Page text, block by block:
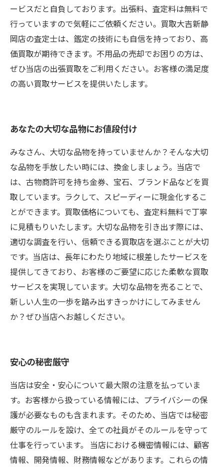
ービスだと自負しております。出張料、査定料は無料で
行っていますので気軽にご依頼ください。買取大吉新静
岡店の査定士は、鑑定の技術にも自信を持っており、高
価買取が期待できます。不用品の売却でお困りの方は、
ぜひ当店の出張買取をご利用ください。お客様の満足度
の高い買取サービスを提供いたします。
あなたの大切な品物にお値段付け
みなさん、大切な品物を持っていませんか？そんな大切
な品物を手放したい時には、換金しましょう。当店で
は、古物商許可を持ち金券、宝石、ブランド品などを買
取しています。ラクして、スピーディーに現金化するこ
とができます。買取価格についても、査定料無料で丁寧
に見積もりいたします。大切な品物を引き出す際には、
適切な調査を行い、信頼できる買取店を選ぶことが大切
です。当店は、長年にわたり地域に根差したサービスを
提供してきており、お客様のご要望に応じた柔軟な買取
サービスを実現しています。大切な品物を売ることで、
新しい人生の一歩を踏み出すきっかけにしてみません
か？ぜひ当店へお越しください。
安心の秘密厳守
当店は安全・安心について最大限の注意を払っていま
す。お客様から扱っている情報には、プライバシーの保
護が必要なものも含まれます。そのため、当店では秘密
厳守のルールを設け、全ての社員がそのルールを守って
仕事を行っています。 当店における機密情報には、顧客
情報、開発情報、財務情報などがあります。これらの情